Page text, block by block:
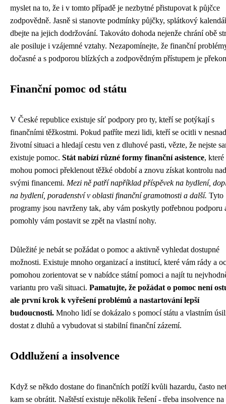
myslet na to, že i v tomto případě je nezbytné přistupovat k půjčce
zodpovědně. Jasně si stanovte podmínky půjčky, splátkový
dbejte na jejich dodržování. Takováto dohoda nejenže chrání obě
ale posiluje i vzájemné vztahy. Nezapomínejte, že finanční
dočasné a s podporou blízkých a zodpovědným přístupem je
Finanční pomoc od státu
V České republice existuje síť podpory pro ty, kteří se potýkají s
finančními těžkostmi. Pokud patříte mezi lidi, kteří se ocitli v
životní situaci a hledají cestu ven z dluhové pasti, vězte, že nejste
existuje pomoc. Stát nabízí různé formy finanční asistence, které
mohou pomoci překlenout těžké období a znovu získat kontrolu nad
svými financemi. Mezi ně patří například příspěvek na bydlení,
na bydlení, poradenství v oblasti finanční gramotnosti a další. Tyto
programy jsou navrženy tak, aby vám poskytly potřebnou podporu
pomohly vám postavit se zpět na vlastní nohy.
Důležité je nebát se požádat o pomoc a aktivně vyhledat dostupné
možnosti. Existuje mnoho organizací a institucí, které vám rády a
pomohou zorientovat se v nabídce státní pomoci a najít tu
variantu pro vaši situaci. Pamatujte, že požádat o pomoc není
ale první krok k vyřešení problémů a nastartování lepší
budoucnosti. Mnoho lidí se dokázalo s pomocí státu a vlastním
dostat z dluhů a vybudovat si stabilní finanční zázemí.
Oddlužení a insolvence
Když se někdo dostane do finančních potíží kvůli hazardu, často
kam se obrátit. Naštěstí existuje několik řešení - třeba insolvence na